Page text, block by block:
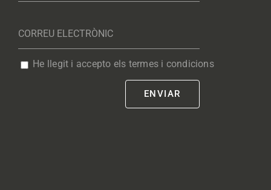
He llegit i accepto els termes i condicions